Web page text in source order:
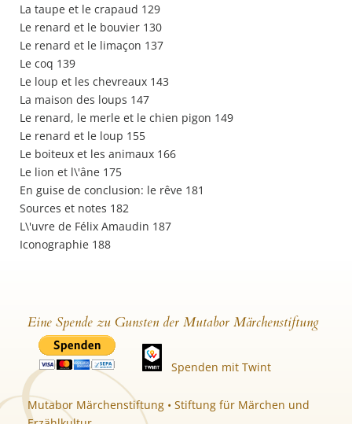
La taupe et le crapaud 129
Le renard et le bouvier 130
Le renard et le limaçon 137
Le coq 139
Le loup et les chevreaux 143
La maison des loups 147
Le renard, le merle et le chien pigon 149
Le renard et le loup 155
Le boiteux et les animaux 166
Le lion et l\'âne 175
En guise de conclusion: le rêve 181
Sources et notes 182
L\'uvre de Félix Amaudin 187
Iconographie 188
Eine Spende zu Gunsten der Mutabor Märchenstiftung
Spenden mit Twint
Mutabor Märchenstiftung • Stiftung für Märchen und